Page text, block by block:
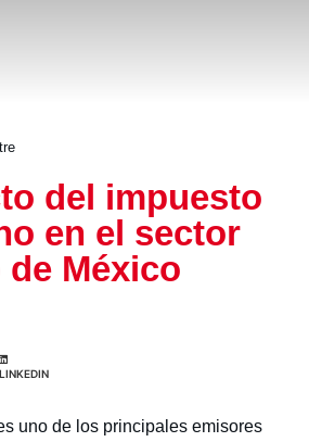
del impuesto
en el sector
México
LINKEDIN
uno de los principales emisores